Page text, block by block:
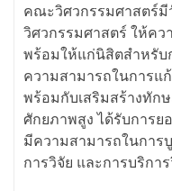
คณะวิศวกรรมศาสตร์
วิศวกรรมศาสตร์ ให้คว
พร้อมให้แก่นิสิตสำหรับ
ความสามารถในการ
พร้อมกับเสริมสร้างทัก
ศักยภาพสูง ได้รับการ
มีความสามารถในการ
การวิจัย และการบริก